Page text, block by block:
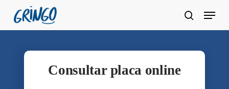
Pular
para
conteúdo
Menu
Consultar placa online